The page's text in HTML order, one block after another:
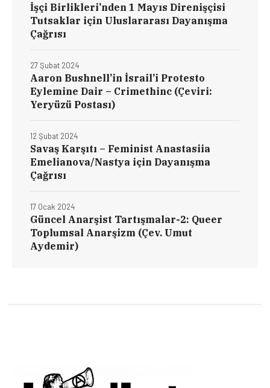
İşçi Birlikleri’nden 1 Mayıs Direnişçisi
Tutsaklar için Uluslararası Dayanışma
Çağrısı
Aaron Bushnell’in İsrail’i Protesto
Eylemine Dair – Crimethinc (Çeviri:
Yeryüzü Postası)
27 Şubat 2024
Savaş Karşıtı – Feminist Anastasiia
Emelianova/Nastya için Dayanışma
Çağrısı
12 Şubat 2024
Güncel Anarşist Tartışmalar-2: Queer
Toplumsal Anarşizm (Çev. Umut
Aydemir)
17 Ocak 2024